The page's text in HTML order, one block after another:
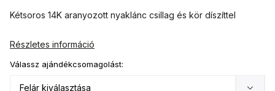
Válassz ajándékcsomagolást:
Kétsoros 14K aranyozott nyaklánc csillag és kör díszíttel
Részletes információ